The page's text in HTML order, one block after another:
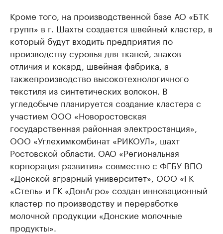
Кроме того, на производственной базе АО «БТК
групп» в г. Шахты создается швейный кластер, в
который будут входить предприятия по
производству суровья для тканей, знаков
отличия и кокард, швейная фабрика, а
такжепроизводство высокотехнологичного
текстиля из синтетических волокон. В
угледобыче планируется создание кластера с
участием ООО «Новоростовская
государственная районная электростанция»,
ООО «Углехимкомбинат «РИКОУЛ», шахт
Ростовской области. ОАО «Региональная
корпорация развития» совместно с ФГБУ ВПО
«Донской аграрный университет», ООО «ГК
«Степь» и ГК «ДонАгро» создан инновационный
кластер по производству и переработке
молочной продукции «Донские молочные
продукты».